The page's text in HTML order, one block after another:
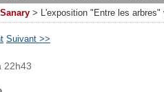
Sanary > L'exposition "Entre les
Suivant >>
22h43